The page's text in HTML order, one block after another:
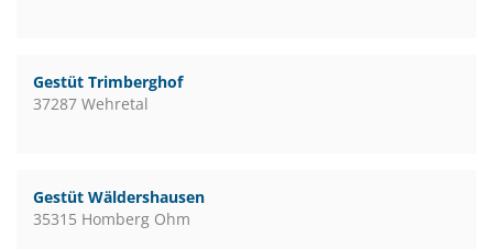
Gestüt Trimberghof
37287 Wehretal
Gestüt Wäldershausen
35315 Homberg Ohm